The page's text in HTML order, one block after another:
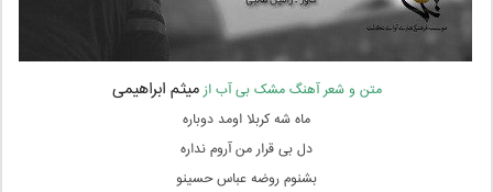
متن و شعر آهنگ مشک بی آب ازمیثم ابراهیمی
ماه شه کربلا اومد دوباره
دل بی قرار من آروم نداره
بشنوم روضه عباس حسینو